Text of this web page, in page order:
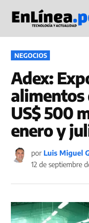
contenido
PUBLICADO
EN
NEGOCIOS
Adex:
alimentos
US$ 500
enero y
por Luis Miguel
12 de septiembre